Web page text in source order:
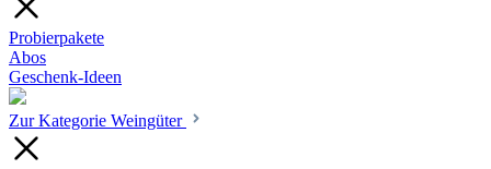
Probierpakete
Abos
Geschenk-Ideen
Zur Kategorie Weingüter